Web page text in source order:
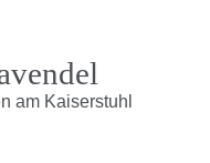
am Kaiserstuhl